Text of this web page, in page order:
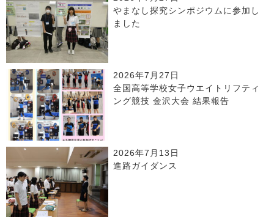
やまなし探究シンポジウムに参加し
ました
2026年7月27日
全国高等学校女子ウエイトリフティ
ング競技 金沢大会 結果報告
2026年7月13日
進路ガイダンス